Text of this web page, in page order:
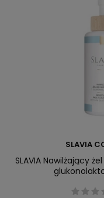
SLAVIA
SLAVIA Nawilżający